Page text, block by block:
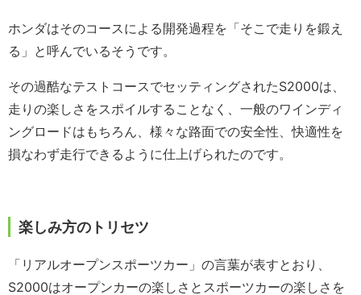
ホンダはそのコースによる開発過程を「そこで走りを鍛え
る」と呼んでいるそうです。
その過酷なテストコースでセッティングされたS2000は、
走りの楽しさをスポイルすることなく、一般のワインディ
ングロードはもちろん、様々な路面での安全性、快適性を
損なわず走行できるように仕上げられたのです。
楽しみ方のトリセツ
「リアルオープンスポーツカー」の言葉が表すとおり、
S2000はオープンカーの楽しさとスポーツカーの楽しさを